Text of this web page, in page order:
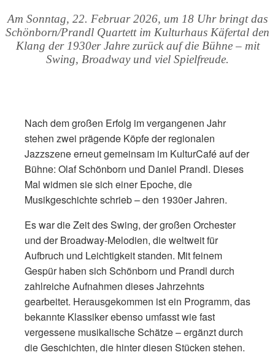
Am Sonntag, 22. Februar 2026, um 18 Uhr bringt das
Schönborn/Prandl Quartett im Kulturhaus Käfertal den
Klang der 1930er Jahre zurück auf die Bühne – mit
Swing, Broadway und viel Spielfreude.
Nach dem großen Erfolg im vergangenen Jahr
stehen zwei prägende Köpfe der regionalen
Jazzszene erneut gemeinsam im KulturCafé auf der
Bühne: Olaf Schönborn und Daniel Prandl. Dieses
Mal widmen sie sich einer Epoche, die
Musikgeschichte schrieb – den 1930er Jahren.
Es war die Zeit des Swing, der großen Orchester
und der Broadway-Melodien, die weltweit für
Aufbruch und Leichtigkeit standen. Mit feinem
Gespür haben sich Schönborn und Prandl durch
zahlreiche Aufnahmen dieses Jahrzehnts
gearbeitet. Herausgekommen ist ein Programm, das
bekannte Klassiker ebenso umfasst wie fast
vergessene musikalische Schätze – ergänzt durch
die Geschichten, die hinter diesen Stücken stehen.